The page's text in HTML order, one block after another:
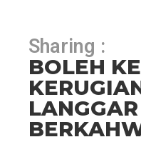
Sharing :
BOLEH